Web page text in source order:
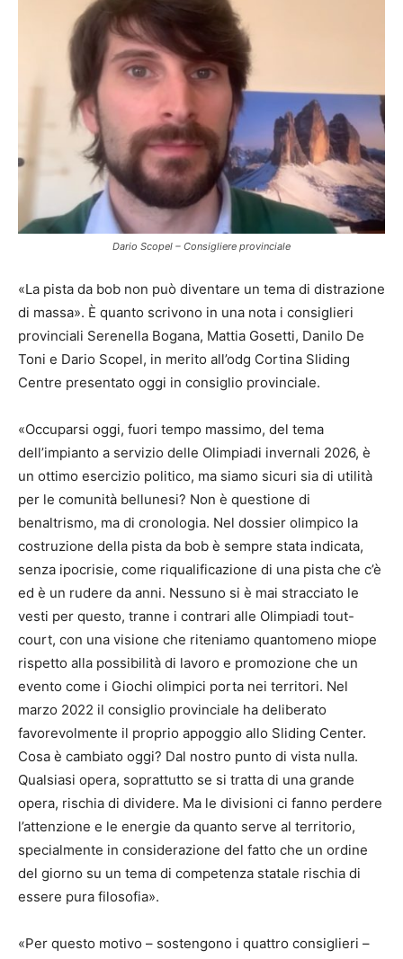
Dario Scopel – Consigliere provinciale
«La pista da bob non può diventare un tema di distrazione
di massa». È quanto scrivono in una nota i consiglieri
provinciali Serenella Bogana, Mattia Gosetti, Danilo De
Toni e Dario Scopel, in merito all’odg Cortina Sliding
Centre presentato oggi in consiglio provinciale.
«Occuparsi oggi, fuori tempo massimo, del tema
dell’impianto a servizio delle Olimpiadi invernali 2026, è
un ottimo esercizio politico, ma siamo sicuri sia di utilità
per le comunità bellunesi? Non è questione di
benaltrismo, ma di cronologia. Nel dossier olimpico la
costruzione della pista da bob è sempre stata indicata,
senza ipocrisie, come riqualificazione di una pista che c’è
ed è un rudere da anni. Nessuno si è mai stracciato le
vesti per questo, tranne i contrari alle Olimpiadi tout-
court, con una visione che riteniamo quantomeno miope
rispetto alla possibilità di lavoro e promozione che un
evento come i Giochi olimpici porta nei territori. Nel
marzo 2022 il consiglio provinciale ha deliberato
favorevolmente il proprio appoggio allo Sliding Center.
Cosa è cambiato oggi? Dal nostro punto di vista nulla.
Qualsiasi opera, soprattutto se si tratta di una grande
opera, rischia di dividere. Ma le divisioni ci fanno perdere
l’attenzione e le energie da quanto serve al territorio,
specialmente in considerazione del fatto che un ordine
del giorno su un tema di competenza statale rischia di
essere pura filosofia».
«Per questo motivo – sostengono i quattro consiglieri –